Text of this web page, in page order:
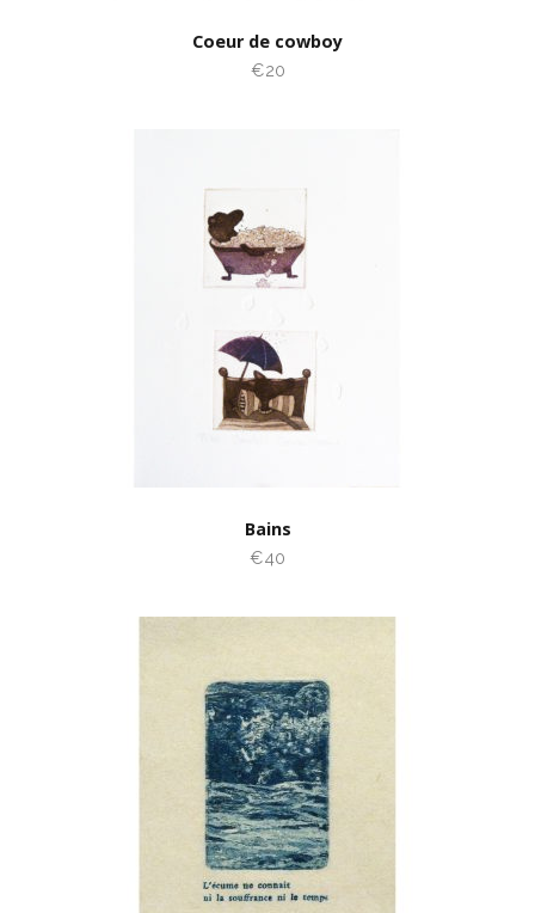
Coeur de cowboy
€20
Bains
€40